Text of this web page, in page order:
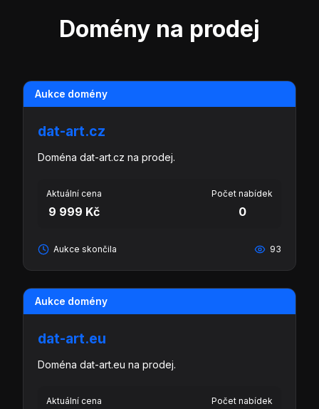
Domény na prodej
Aukce domény
dat-art.cz
Doména dat-art.cz na prodej.
Aktuální cena
9 999 Kč
Počet nabídek
0
Aukce skončila 93
Aukce domény
dat-art.eu
Doména dat-art.eu na prodej.
Aktuální cena Počet nabídek